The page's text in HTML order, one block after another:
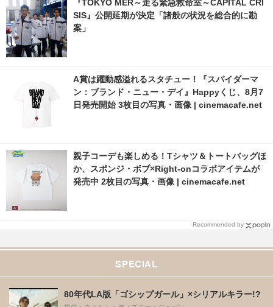
『TOKYO MER～走る緊急救命室～CAPITAL CRI
SIS』公開延期が決定「諸般の状況を総合的に勘
案」
A賞は躍動感溢れるスタチュー！『スパイダーマ
ン：ブランド・ニュー・デイ』Happyくじ、8月7
日発売開始 3枚目の写真・画像 | cinemacafe.net
親子コーデも楽しめる！Tシャツ＆トートバッグほ
か、スポンジ・ボブ×Right-onコラボアイテムが
発売中 2枚目の写真・画像 | cinemacafe.net
Recommended by
SPECIAL
80年代LA版「ゴシップガール」×シリアルキラー!?